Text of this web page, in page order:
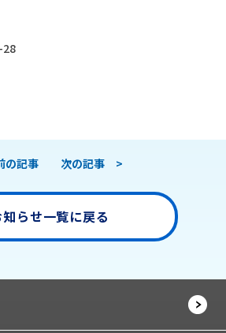
28
記事 次の記事 >
知らせ一覧に戻る